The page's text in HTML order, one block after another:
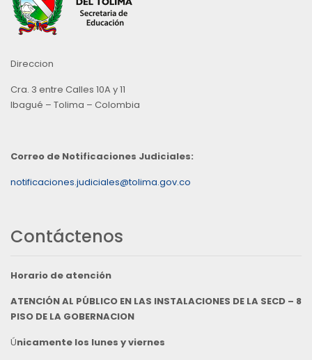
Direccion
Cra. 3 entre Calles 10A y 11
Ibagué – Tolima – Colombia
Correo de Notificaciones Judiciales:
notificaciones.judiciales@tolima.gov.co
Contáctenos
Horario de atención
ATENCIÓN AL PÚBLICO EN LAS INSTALACIONES DE LA SECD – 8
PISO DE LA GOBERNACION
Únicamente los lunes y viernes